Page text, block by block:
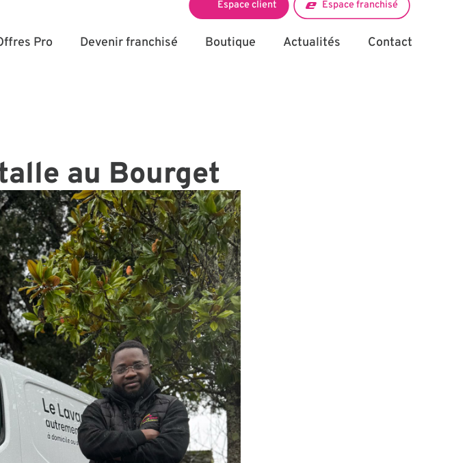
Pro Devenir franchisé Boutique Actualités Contact
Espace client Espace franchisé
au Bourget